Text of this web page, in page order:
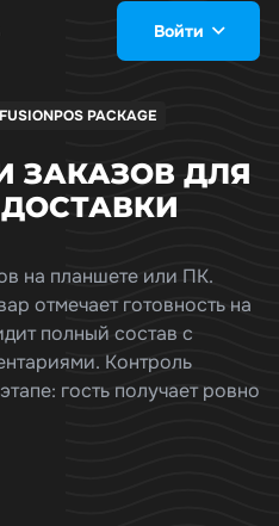
Войти
FUSIONPOS PACKAGE
ЗАКАЗОВ ДЛЯ
на планшете или ПК.
отмечает готовность на
полный состав с
Контроль
гость получает ровно